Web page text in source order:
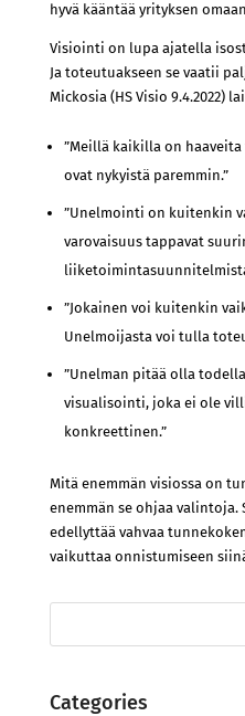
hyvä kääntää yrityksen
Visiointi on lupa ajatella
Ja toteutuakseen se vaatii
Mickosia (HS Visio 9.4.2022)
”Meillä kaikilla on
ovat nykyistä paremmin.”
”Unelmointi on kuitenkin
varovaisuus tappavat
”Jokainen voi kuitenkin
Unelmoijasta voi tulla
”Unelman pitää olla
visualisointi, joka ei ole
konkreettinen.”
Mitä enemmän visiossa on
enemmän se ohjaa
edellyttää vahvaa
vaikuttaa onnistumiseen
Search
Categories